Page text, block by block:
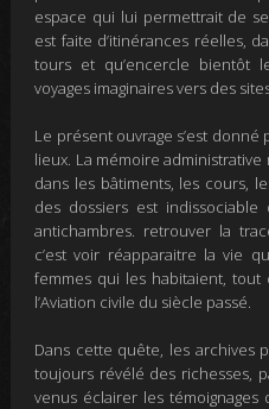
espace qui lui permettrait de
est faite d’itinérances réelles,
tours et qu’encercle bientôt
voyages imaginaires vers des
Le présent ouvrage s’est
lieux. La mémoire administrative
dans les bâtiments, les cours,
des dossiers est
antichambres. retrouver la
c’est voir réapparaitre la vie
femmes qui les habitaient, tout
l’Aviation civile du siècle passé.
Dans cette quête, les archives
toujours révélé des richesses,
venus éclairer les